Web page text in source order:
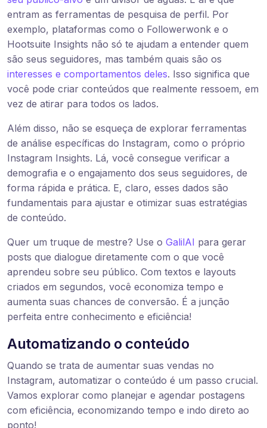
entram as ferramentas de pesquisa de perfil. Por
exemplo, plataformas como o Followerwonk e o
Hootsuite Insights não só te ajudam a entender quem
são seus seguidores, mas também quais são os
interesses e comportamentos deles. Isso significa que
você pode criar conteúdos que realmente ressoem, em
vez de atirar para todos os lados.
Além disso, não se esqueça de explorar ferramentas
de análise específicas do Instagram, como o próprio
Instagram Insights. Lá, você consegue verificar a
demografia e o engajamento dos seus seguidores, de
forma rápida e prática. E, claro, esses dados são
fundamentais para ajustar e otimizar suas estratégias
de conteúdo.
Quer um truque de mestre? Use o GalilAI para gerar
posts que dialogue diretamente com o que você
aprendeu sobre seu público. Com textos e layouts
criados em segundos, você economiza tempo e
aumenta suas chances de conversão. É a junção
perfeita entre conhecimento e eficiência!
Automatizando o conteúdo
Quando se trata de aumentar suas vendas no
Instagram, automatizar o conteúdo é um passo crucial.
Vamos explorar como planejar e agendar postagens
com eficiência, economizando tempo e indo direto ao
ponto!